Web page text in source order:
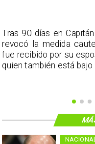
Tras 90 días en
revocó la medida
fue recibido por su
quien también está